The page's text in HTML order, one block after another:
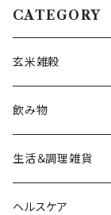
CATEGORY
玄米雑穀
お米
お豆
その他雑穀
飲み物
生活＆調理雑貨
調理器具
ヘルスケア